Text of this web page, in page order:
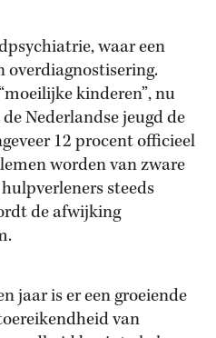
waar een
overdiagnostisering.
kinderen”, nu
Nederlandse jeugd de
12 procent officieel
worden van zware
steeds
de afwijking
jaar is er een groeiende
van